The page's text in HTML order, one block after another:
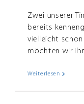
Zwei unserer
bereits
vielleicht
möchten wir
Weiterlesen